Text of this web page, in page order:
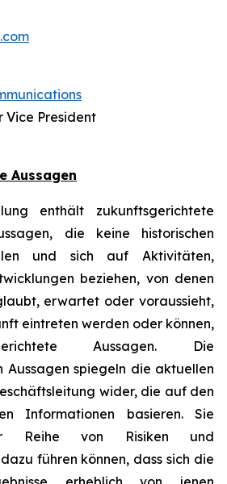
Vice President
Aussagen
enthält zukunftsgerichtete
die keine historischen
und sich auf Aktivitäten,
beziehen, von denen
erwartet oder voraussieht,
eintreten werden oder können,
Aussagen. Die
Aussagen spiegeln die aktuellen
wider, die auf den
Informationen basieren. Sie
Reihe von Risiken und
führen können, dass sich die